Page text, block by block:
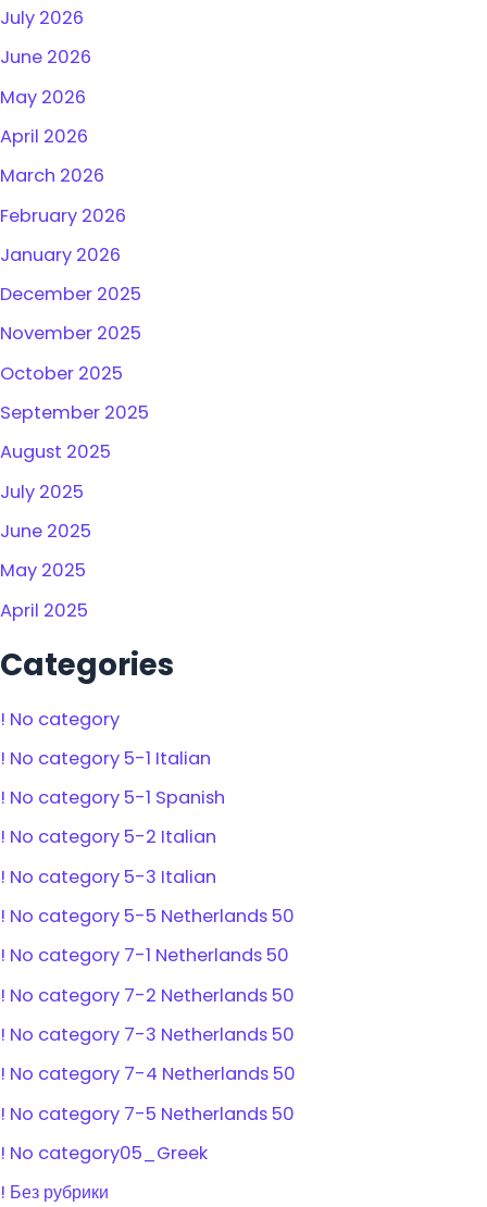
July 2026
June 2026
May 2026
April 2026
March 2026
February 2026
January 2026
December 2025
November 2025
October 2025
September 2025
August 2025
July 2025
June 2025
May 2025
April 2025
Categories
! No category
! No category 5-1 Italian
! No category 5-1 Spanish
! No category 5-2 Italian
! No category 5-3 Italian
! No category 5-5 Netherlands 50
! No category 7-1 Netherlands 50
! No category 7-2 Netherlands 50
! No category 7-3 Netherlands 50
! No category 7-4 Netherlands 50
! No category 7-5 Netherlands 50
! No category05_Greek
! Без рубрики